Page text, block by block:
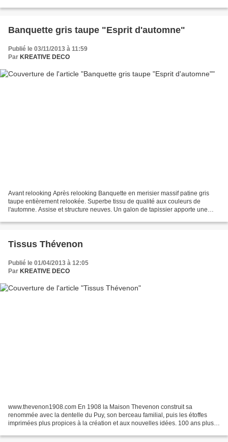
Banquette gris taupe "Esprit d'automne"
Publié le 03/11/2013 à 11:59
Par KREATIVE DECO
Avant relooking Après relooking Banquette en merisier massif patine gris
taupe entièrement relookée. Superbe tissu de qualité aux couleurs de
l'automne. Assise et structure neuves. Un galon de tapissier apporte une
Tissus Thévenon
Publié le 01/04/2013 à 12:05
Par KREATIVE DECO
www.thevenon1908.com En 1908 la Maison Thevenon construit sa
renommée avec la dentelle du Puy, son berceau familial, puis les étoffes
imprimées plus propices à la création et aux nouvelles idées. 100 ans plus